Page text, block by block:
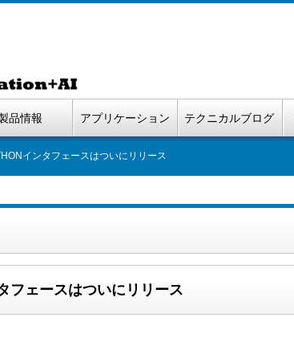
品情報 アプリケーション テクニカルブログ
インタフェースはついにリリース
フェースはついにリリース